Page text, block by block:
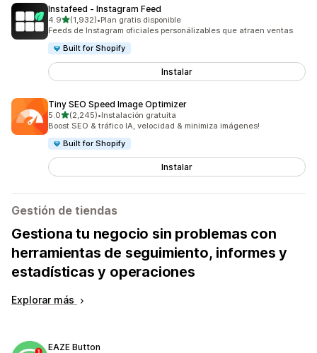
Instafeed ‑ Instagram Feed
4.9de 5 estrellas
(1,932)
1932 reseñas en total
•Plan gratis disponible
Feeds de Instagram oficiales personálizables que atraen ventas
Built for Shopify
Instalar
Tiny SEO Speed Image Optimizer
5.0de 5 estrellas
(2,245)
2245 reseñas en total
•Instalación gratuita
Boost SEO & tráfico IA, velocidad & minimiza imágenes!
Built for Shopify
Instalar
Gestión de tiendas
Gestiona tu negocio sin problemas con
herramientas de seguimiento, informes y
estadísticas y operaciones
Explorar más
EAZE Button